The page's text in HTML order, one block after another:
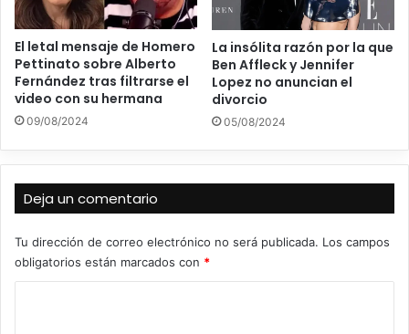
El letal mensaje de Homero
Pettinato sobre Alberto
Fernández tras filtrarse el
video con su hermana
09/08/2024
La insólita razón por la que
Ben Affleck y Jennifer
Lopez no anuncian el
divorcio
05/08/2024
Deja un comentario
Tu dirección de correo electrónico no será publicada. Los campos
obligatorios están marcados con *